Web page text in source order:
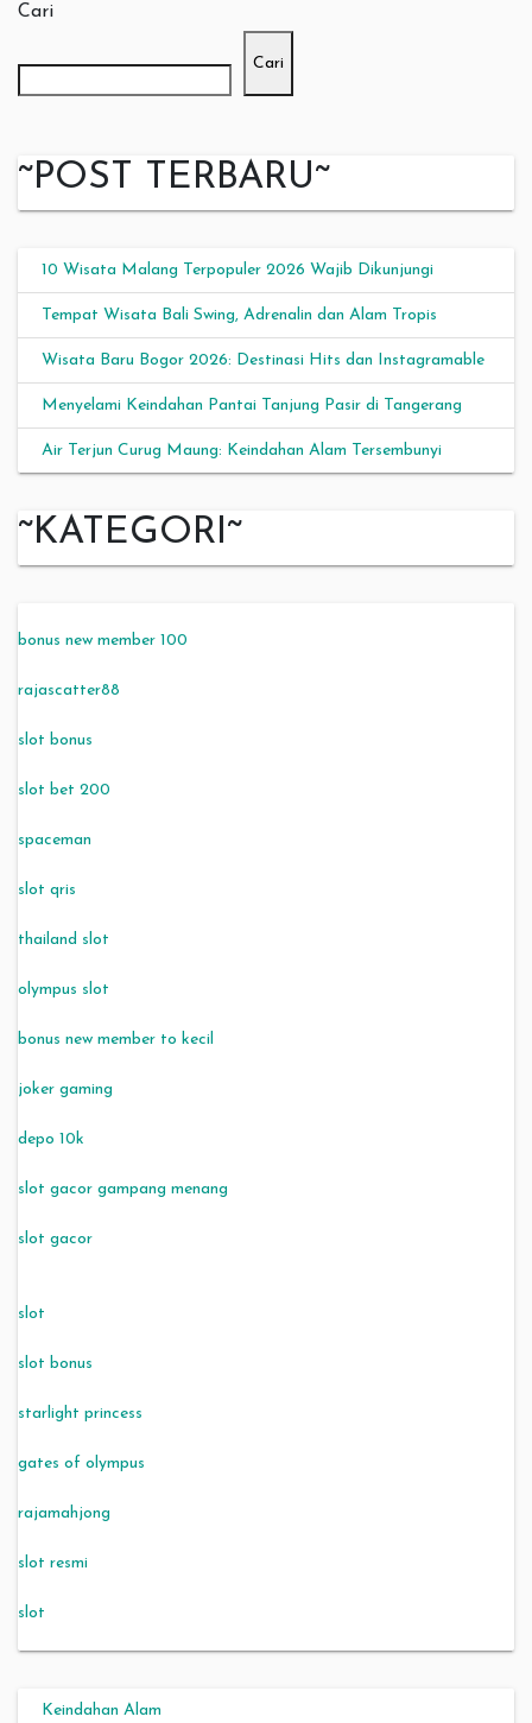
Cari
Cari
~POST TERBARU~
10 Wisata Malang Terpopuler 2026 Wajib Dikunjungi
Tempat Wisata Bali Swing, Adrenalin dan Alam Tropis
Wisata Baru Bogor 2026: Destinasi Hits dan Instagramable
Menyelami Keindahan Pantai Tanjung Pasir di Tangerang
Air Terjun Curug Maung: Keindahan Alam Tersembunyi
~KATEGORI~
bonus new member 100
rajascatter88
slot bonus
slot bet 200
spaceman
slot qris
thailand slot
olympus slot
bonus new member to kecil
joker gaming
depo 10k
slot gacor gampang menang
slot gacor
slot
slot bonus
starlight princess
gates of olympus
rajamahjong
slot resmi
slot
Keindahan Alam